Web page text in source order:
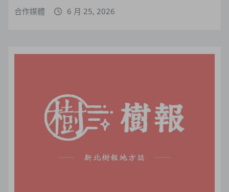
合作媒體 6 月 25, 2026